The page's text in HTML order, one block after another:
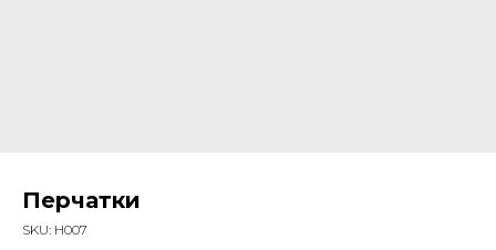
Перчатки
SKU: Н007